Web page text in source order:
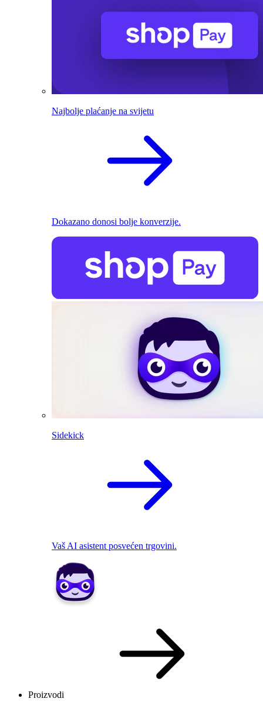
Najbolje plaćanje na svijetu
Dokazano donosi bolje konverzije.
Sidekick
Vaš AI asistent posvećen trgovini.
Proizvodi